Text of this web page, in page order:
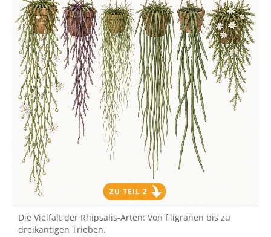
Die Vielfalt der Rhipsalis-Arten: Von filigranen bis zu
dreikantigen Trieben.